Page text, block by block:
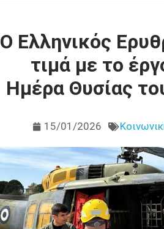
Ο Ελληνικός
τιμά με το
Ημέρα Θυσίας
15/01/2026